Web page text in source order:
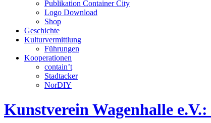
Publikation Container City
Logo Download
Shop
Geschichte
Kulturvermittlung
Führungen
Kooperationen
contain’t
Stadtacker
NorDIY
Kunstverein Wagenhalle e.V.: